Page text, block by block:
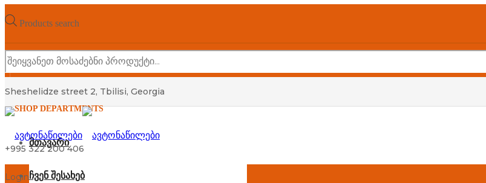
Products search
SHOP DEPARTMENTS
მთავარი
ჩვენ შესახებ
Sheshelidze street 2, Tbilisi, Georgia
+995 322 200 406
Login